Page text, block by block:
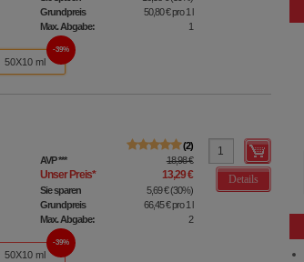
Grundpreis
50,80 €pro 1 l
Max. Abgabe:
1
50X10 ml
39%
2
AVP*** 18,98 €
Unser Preis* 13,29 €
Sie sparen 5,69 €(30%)
Grundpreis
66,45 €pro 1 l
Max. Abgabe:
2
Details
50X10 ml
39%